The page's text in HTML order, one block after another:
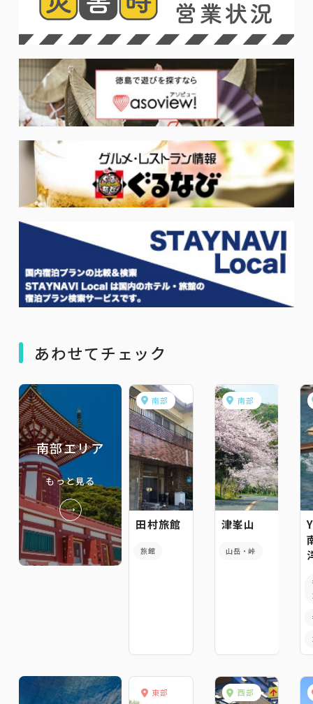
あわせてチェック
南部エリア
もっと見る
南部
田村旅館
旅館
南部
津峯山
山岳・峠
東部 西部